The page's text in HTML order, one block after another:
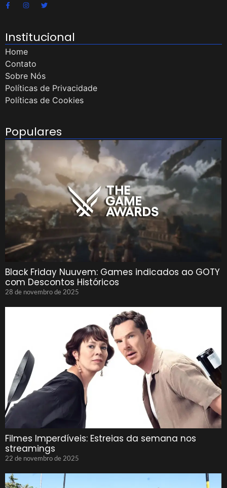
Institucional
Home
Contato
Sobre Nós
Políticas de Privacidade
Políticas de Cookies
Populares
Black Friday Nuuvem: Games indicados ao GOTY
com Descontos Históricos
28 de novembro de 2025
Filmes Imperdíveis: Estreias da semana nos
streamings
22 de novembro de 2025